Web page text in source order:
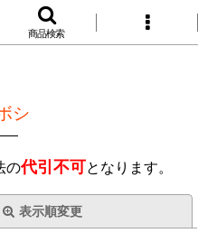
商品検索
シ
の代引不可となります。
表示順変更